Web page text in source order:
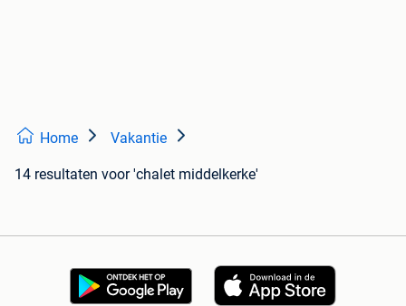
Home Vakantie
14 resultaten voor 'chalet middelkerke'